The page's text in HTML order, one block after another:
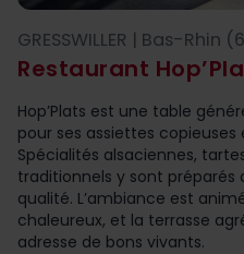
Restaurant
GRESSWILLER | Bas-Rhin
Hop’Plats est une table
pour ses assiettes
Spécialités alsaciennes,
traditionnels y sont
qualité. L’ambiance est
chaleureux, et la terrasse
adresse de bons vivants.